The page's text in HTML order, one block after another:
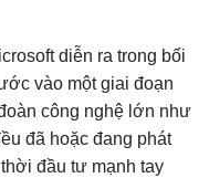
diễn ra trong bối
vào một giai đoạn
công nghệ lớn như
đã hoặc đang phát
đầu tư mạnh tay